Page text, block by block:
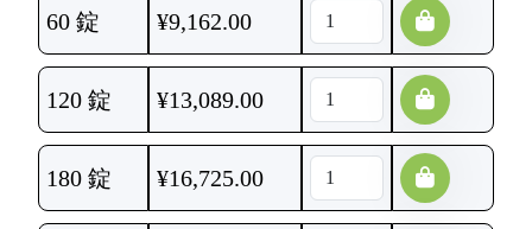
60 錠 ¥9,162.00
120 錠 ¥13,089.00
180 錠 ¥16,725.00